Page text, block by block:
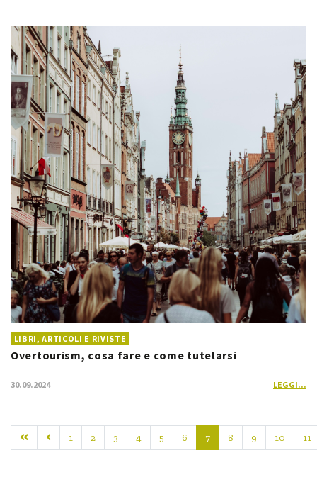
LIBRI, ARTICOLI E RIVISTE
Overtourism, cosa fare e come tutelarsi
30.09.2024 LEGGI...
1 2 3 4 5 6 7 8 9 10 11